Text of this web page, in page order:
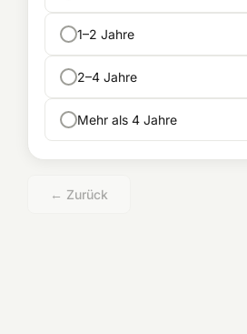
1–2 Jahre
2–4 Jahre
Mehr als 4 Jahre
← Zurück